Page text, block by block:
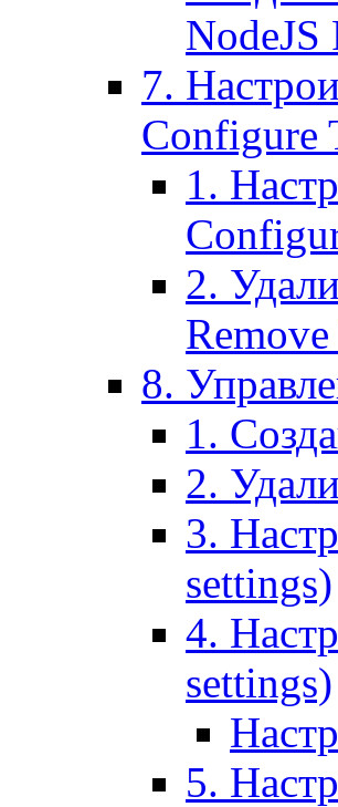
NodeJS
7.
Configure
1.
2.
8.
1.
2.
3.
settings)
4.
settings)
5.